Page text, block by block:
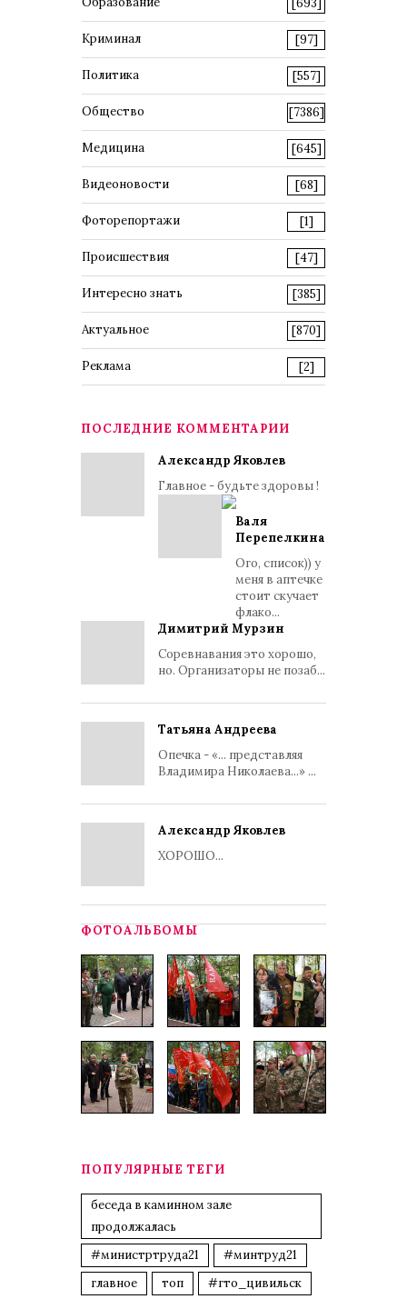
[693]
Криминал [97]
Политика [557]
Общество [7386]
Медицина [645]
Видеоновости [68]
Фоторепортажи [1]
Происшествия [47]
Интересно знать [385]
Актуальное [870]
Реклама [2]
ПОСЛЕДНИЕ КОММЕНТАРИИ
Александр Яковлев
Главное - будьте здоровы !
Валя
Перепелкина
Ого, список)) у
меня в аптечке
стоит скучает
флако...
Димитрий Мурзин
Соревнавания это хорошо,
но. Организаторы не позаб...
Татьяна Андреева
Опечка - «... представляя
Владимира Николаева...» ...
Александр Яковлев
ХОРОШО...
ФОТОАЛЬБОМЫ
ПОПУЛЯРНЫЕ ТЕГИ
беседа в каминном зале
продолжалась
#министртруда21
#минтруд21
главное
топ
#гто_цивильск